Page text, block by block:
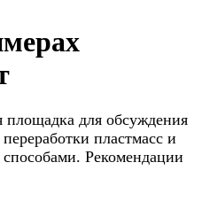
для обсуждения
пластмасс и
Рекомендации